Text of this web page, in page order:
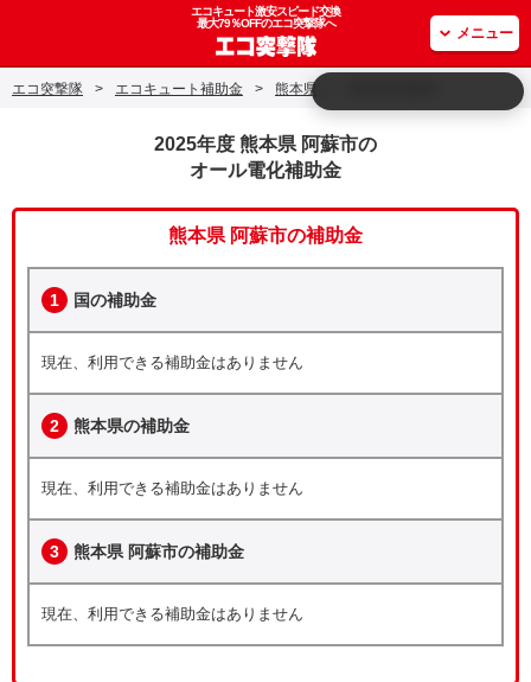
エコキュート激安スピード交換
最大79％OFFのエコ突撃隊へ
メニュー
エコ突撃隊 > エコキュート補助金 > 熊本県
2025年度 熊本県 阿蘇市の
オール電化補助金
熊本県 阿蘇市の補助金
1 国の補助金
現在、利用できる補助金はありません
2 熊本県の補助金
現在、利用できる補助金はありません
3 熊本県 阿蘇市の補助金
現在、利用できる補助金はありません